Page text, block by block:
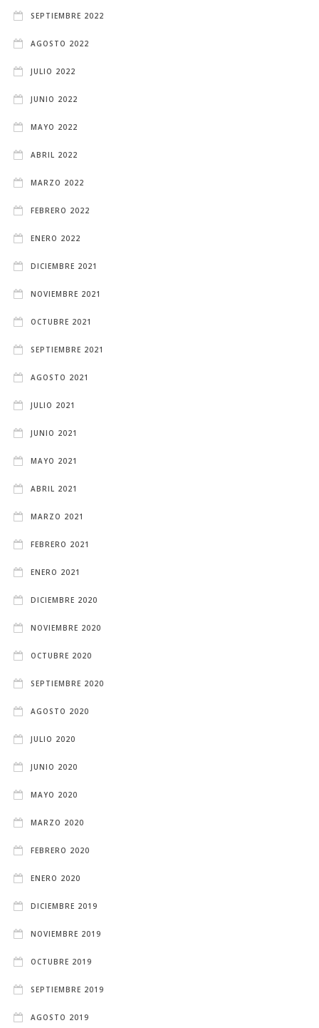
SEPTIEMBRE 2022
AGOSTO 2022
JULIO 2022
JUNIO 2022
MAYO 2022
ABRIL 2022
MARZO 2022
FEBRERO 2022
ENERO 2022
DICIEMBRE 2021
NOVIEMBRE 2021
OCTUBRE 2021
SEPTIEMBRE 2021
AGOSTO 2021
JULIO 2021
JUNIO 2021
MAYO 2021
ABRIL 2021
MARZO 2021
FEBRERO 2021
ENERO 2021
DICIEMBRE 2020
NOVIEMBRE 2020
OCTUBRE 2020
SEPTIEMBRE 2020
AGOSTO 2020
JULIO 2020
JUNIO 2020
MAYO 2020
MARZO 2020
FEBRERO 2020
ENERO 2020
DICIEMBRE 2019
NOVIEMBRE 2019
OCTUBRE 2019
SEPTIEMBRE 2019
AGOSTO 2019